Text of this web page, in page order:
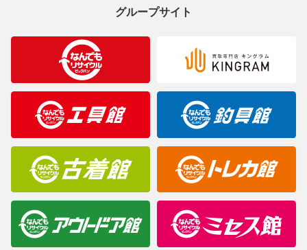
ご理解くださいますようお願い申し上げます。
合がございますのでご了承ください。
※表記したカラー名は、当社が判断した名称を掲載しています。
製造元が定めたカラー名と異なることもあります。色調などご不
明なことがありましたらご購入前にお問い合わせください。
商品について
グループサイト